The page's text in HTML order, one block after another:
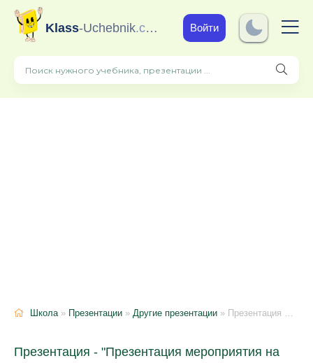
Klass-Uchebnik.com Войти
Школа» Презентации » Другие презентации » Презентация мероприятия на тему: "Опыты с водой" в средней группе
Презентация - "Презентация мероприятия на